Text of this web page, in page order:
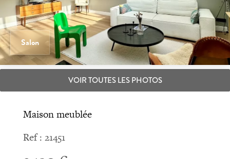
Salon
VOIR TOUTES LES PHOTOS
Maison meublée
Ref : 21451